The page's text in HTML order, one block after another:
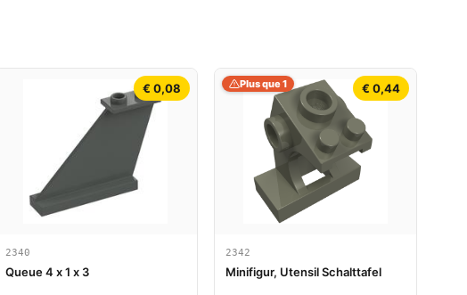
€ 0,08
2340
Queue 4 x 1 x 3
€ 0,44
Plus que 1
2342
Minifigur, Utensil Schalttafel